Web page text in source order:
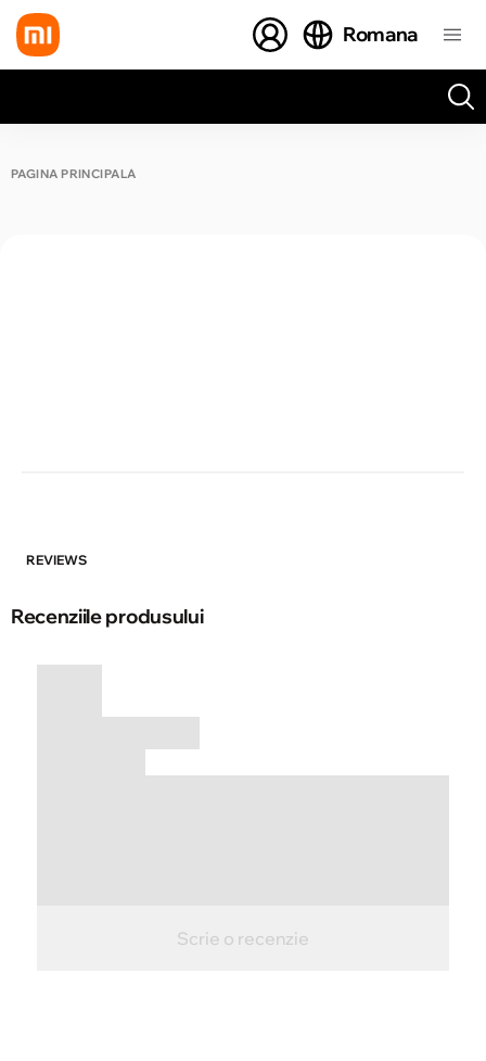
Romana
PAGINA PRINCIPALĂ
REVIEWS
Recenziile produsului
Scrie o recenzie